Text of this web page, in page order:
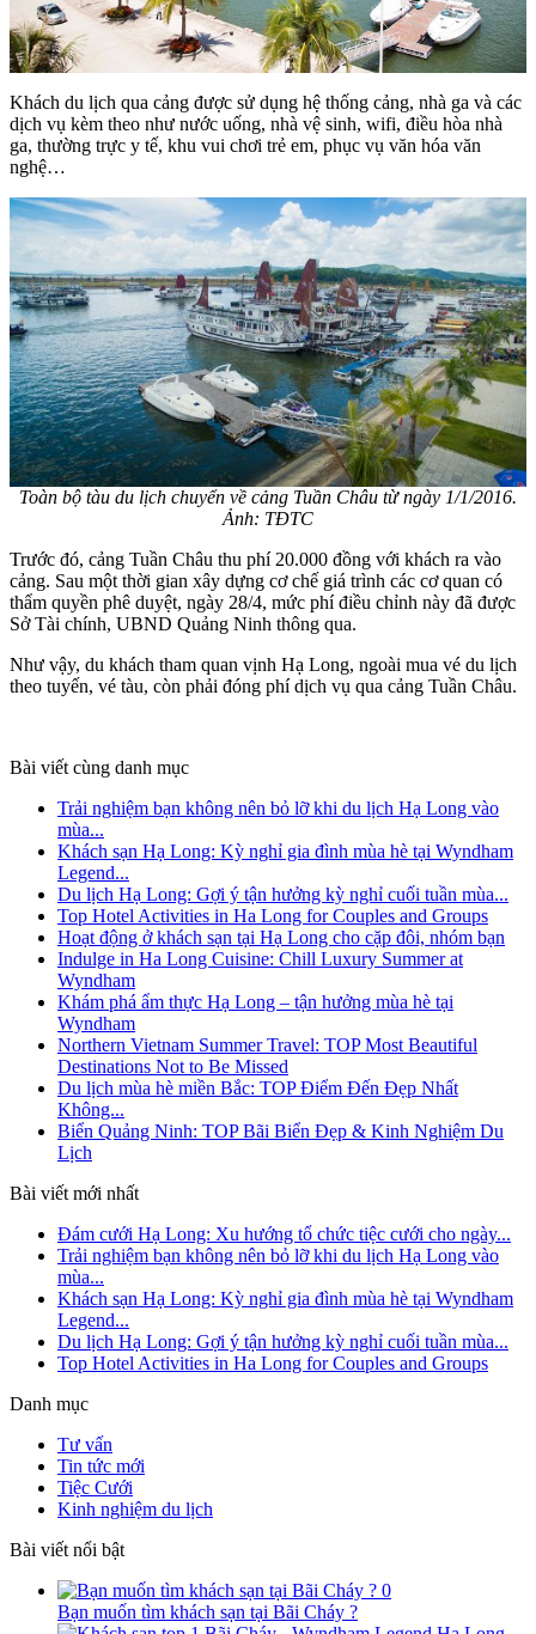
Khách du lịch qua cảng được sử dụng hệ thống cảng, nhà ga và các
dịch vụ kèm theo như nước uống, nhà vệ sinh, wifi, điều hòa nhà
ga, thường trực y tế, khu vui chơi trẻ em, phục vụ văn hóa văn
nghệ…
Toàn bộ tàu du lịch chuyển về cảng Tuần Châu từ ngày 1/1/2016.
Ảnh: TĐTC
Trước đó, cảng Tuần Châu thu phí 20.000 đồng với khách ra vào
cảng. Sau một thời gian xây dựng cơ chế giá trình các cơ quan có
thẩm quyền phê duyệt, ngày 28/4, mức phí điều chỉnh này đã được
Sở Tài chính, UBND Quảng Ninh thông qua.
Như vậy, du khách tham quan vịnh Hạ Long, ngoài mua vé du lịch
theo tuyến, vé tàu, còn phải đóng phí dịch vụ qua cảng Tuần Châu.
Bài viết cùng danh mục
Trải nghiệm bạn không nên bỏ lỡ khi du lịch Hạ Long vào
mùa...
Khách sạn Hạ Long: Kỳ nghỉ gia đình mùa hè tại Wyndham
Legend...
Du lịch Hạ Long: Gợi ý tận hưởng kỳ nghỉ cuối tuần mùa...
Top Hotel Activities in Ha Long for Couples and Groups
Hoạt động ở khách sạn tại Hạ Long cho cặp đôi, nhóm bạn
Indulge in Ha Long Cuisine: Chill Luxury Summer at
Wyndham
Khám phá ẩm thực Hạ Long – tận hưởng mùa hè tại
Wyndham
Northern Vietnam Summer Travel: TOP Most Beautiful
Destinations Not to Be Missed
Du lịch mùa hè miền Bắc: TOP Điểm Đến Đẹp Nhất
Không...
Biển Quảng Ninh: TOP Bãi Biển Đẹp & Kinh Nghiệm Du
Lịch
Bài viết mới nhất
Đám cưới Hạ Long: Xu hướng tổ chức tiệc cưới cho ngày...
Trải nghiệm bạn không nên bỏ lỡ khi du lịch Hạ Long vào
mùa...
Khách sạn Hạ Long: Kỳ nghỉ gia đình mùa hè tại Wyndham
Legend...
Du lịch Hạ Long: Gợi ý tận hưởng kỳ nghỉ cuối tuần mùa...
Top Hotel Activities in Ha Long for Couples and Groups
Danh mục
Tư vấn
Tin tức mới
Tiệc Cưới
Kinh nghiệm du lịch
Bài viết nổi bật
0
Bạn muốn tìm khách sạn tại Bãi Cháy ?